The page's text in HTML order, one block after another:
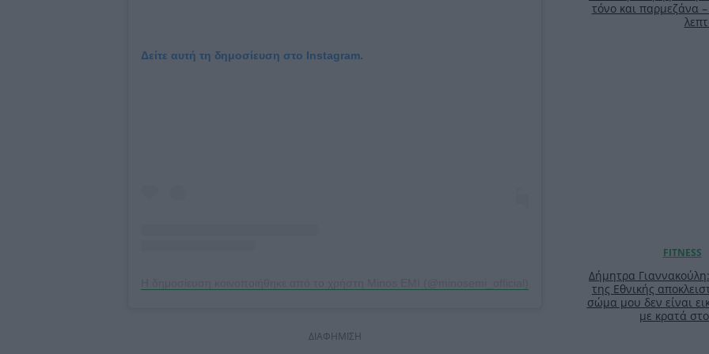
Δείτε αυτή τη δημοσίευση στο Instagram.
ΔΙΑΦΗΜΙΣΗ
τόνο και παρμεζάνα
Δήμητρα
της Εθνικής
σώμα μου δεν είναι
με κρατά